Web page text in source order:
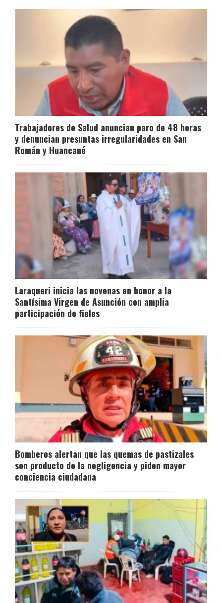
Trabajadores de Salud anuncian paro de 48 horas
y denuncian presuntas irregularidades en San
Román y Huancané
Laraqueri inicia las novenas en honor a la
Santísima Virgen de Asunción con amplia
participación de fieles
Bomberos alertan que las quemas de pastizales
son producto de la negligencia y piden mayor
conciencia ciudadana